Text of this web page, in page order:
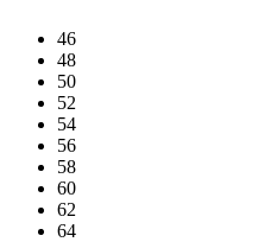
46
48
50
52
54
56
58
60
62
64